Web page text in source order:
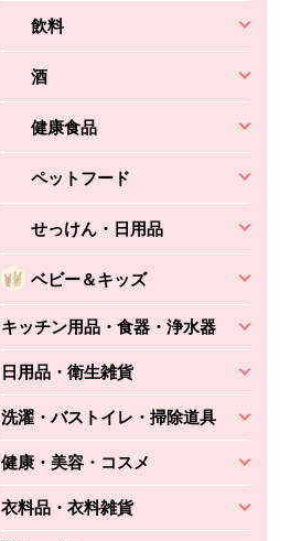
飲料
酒
健康食品
ペットフード
せっけん・日用品
ベビー＆キッズ
キッチン用品・食器・浄水器
日用品・衛生雑貨
洗濯・バストイレ・掃除道具
健康・美容・コスメ
衣料品・衣料雑貨